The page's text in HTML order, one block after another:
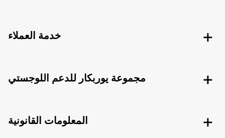
خدمة العملاء
مجموعة يوربكار للدعم اللوجستي
المعلومات القانونية